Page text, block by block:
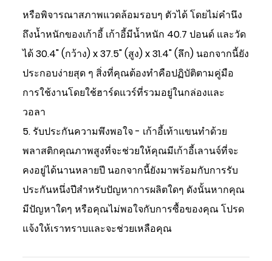
หรือพิจารณาสภาพแวดล้อมรอบๆ ตัวได้ โดยไม่คำนึง
ถึงน้ำหนักของเก้าอี้ เก้าอี้มีน้ำหนัก 40.7 ปอนด์ และวัด
ได้ 30.4" (กว้าง) x 37.5" (สูง) x 31.4" (ลึก) นอกจากนี้ยัง
ประกอบง่ายสุด ๆ สิ่งที่คุณต้องทำคือปฏิบัติตามคู่มือ
การใช้งานโดยใช้ฮาร์ดแวร์ที่รวมอยู่ในกล่องและ
วอลา
5. รับประกันความพึงพอใจ - เก้าอี้เท้าแขนทำด้วย
พลาสติกคุณภาพสูงที่จะช่วยให้คุณมีเก้าอี้เลานจ์ที่จะ
คงอยู่ได้นานหลายปี นอกจากนี้ยังมาพร้อมกับการรับ
ประกันหนึ่งปีสำหรับปัญหาการผลิตใดๆ ดังนั้นหากคุณ
มีปัญหาใดๆ หรือคุณไม่พอใจกับการซื้อของคุณ โปรด
แจ้งให้เราทราบและจะช่วยเหลือคุณ